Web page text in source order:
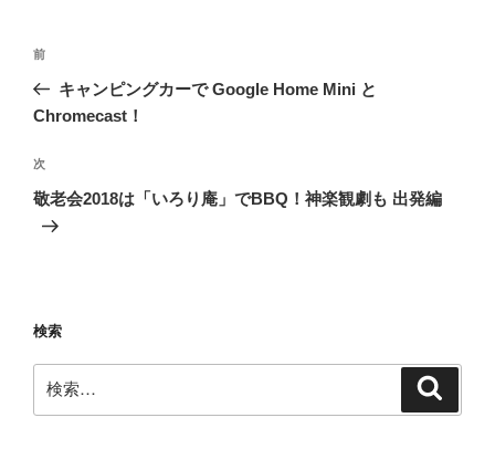
投
ナ
ゲ
ー
シ
前
の
投
前
キャンピングカーで Google Home Mini と
Chromecast！
次
の
次
敬老会2018は「いろり庵」でBBQ！神楽観劇も 出発編
検索
索: